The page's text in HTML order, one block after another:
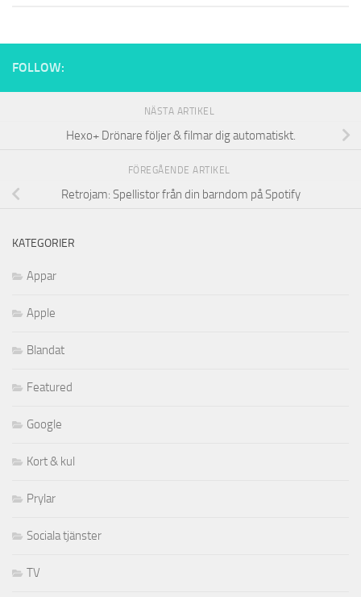
FOLLOW:
NÄSTA ARTIKEL
Hexo+ Drönare följer & filmar dig automatiskt.
FÖREGÅENDE ARTIKEL
Retrojam: Spellistor från din barndom på Spotify
KATEGORIER
Appar
Apple
Blandat
Featured
Google
Kort & kul
Prylar
Sociala tjänster
TV